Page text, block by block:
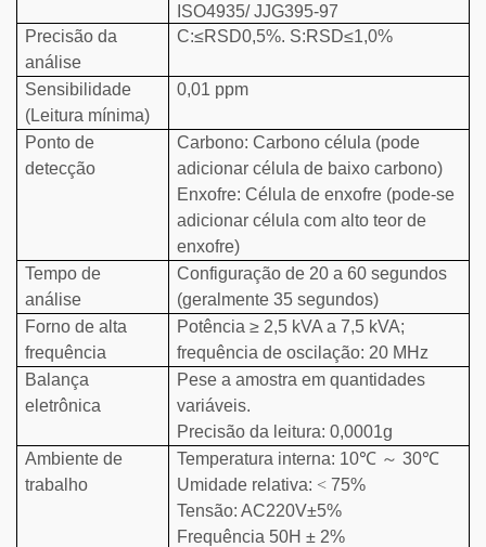
ISO4935/ JJG395-97
Precisão da
análise
C:≤RSD0,5%. S:RSD≤1,0%
Sensibilidade
(Leitura mínima)
0,01 ppm
Ponto de
detecção
Carbono: Carbonocélula (pode
adicionar célula de baixo carbono)
Enxofre: Célula de enxofre (pode-se
adicionar célula com alto teor de
enxofre)
Tempo de
análise
Configuração de 20 a 60 segundos
(geralmente 35 segundos)
Forno de alta
frequência
Potência ≥ 2,5 kVA a 7,5 kVA;
frequência de oscilação: 20 MHz
Balança
eletrônica
Pese a amostra em quantidades
variáveis.
Precisão da leitura: 0,0001g
Ambiente de
trabalho
Temperatura interna: 10℃ ～30℃
Umidade relativa: <75%
Tensão: AC220V±5%
Frequência 50H ± 2%